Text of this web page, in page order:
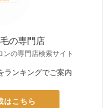
の専門店
ンの専門店検索サイト
ランキングでご案内
はこちら